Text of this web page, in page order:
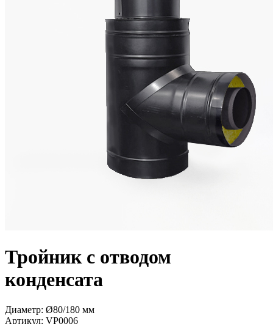
Тройник с отводом
конденсата
Диаметр: Ø80/180 мм
Артикул: VP0006